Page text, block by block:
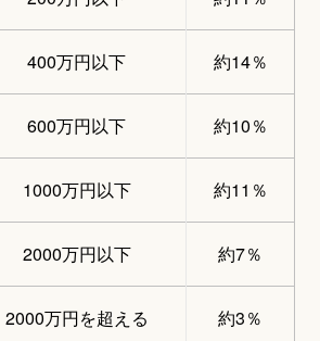
400万円以下 約14％
600万円以下 約10％
1000万円以下 約11％
2000万円以下 約7％
2000万円を超える 約3％